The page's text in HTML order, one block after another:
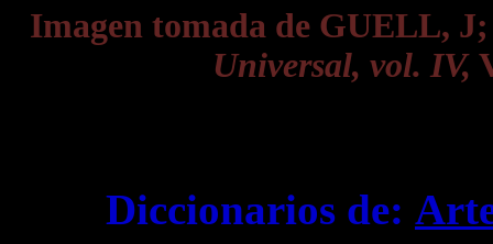
Imagen tomada de GUELL,
Universal, vol. IV,
Diccionarios de: